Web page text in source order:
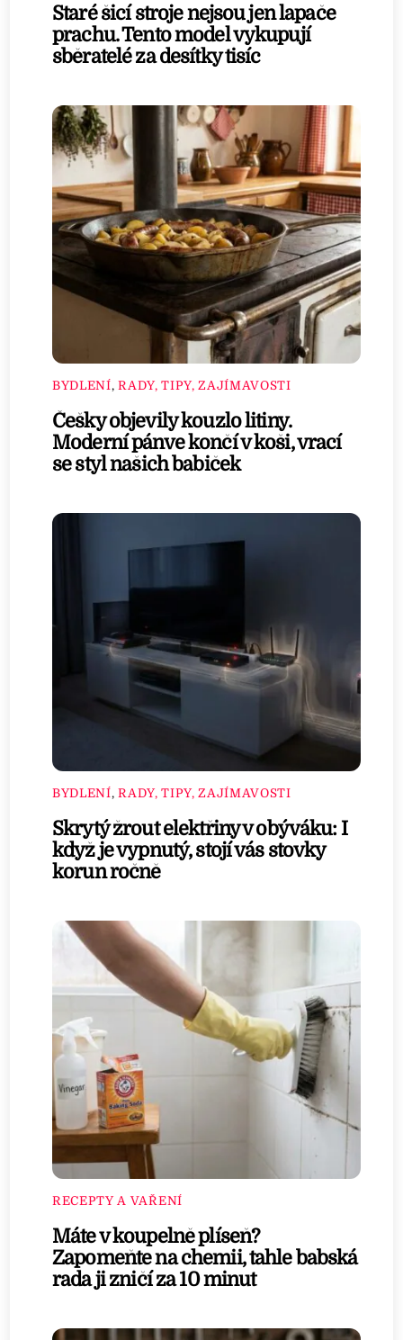
Staré šicí stroje nejsou jen lapače
prachu. Tento model vykupují
sběratelé za desítky tisíc
BYDLENÍ,RADY, TIPY, ZAJÍMAVOSTI
Češky objevily kouzlo litiny.
Moderní pánve končí v koši, vrací
se styl našich babiček
BYDLENÍ,RADY, TIPY, ZAJÍMAVOSTI
Skrytý žrout elektřiny v obýváku: I
když je vypnutý, stojí vás stovky
korun ročně
RECEPTY A VAŘENÍ
Máte v koupelně plíseň?
Zapomeňte na chemii, tahle babská
rada ji zničí za 10 minut